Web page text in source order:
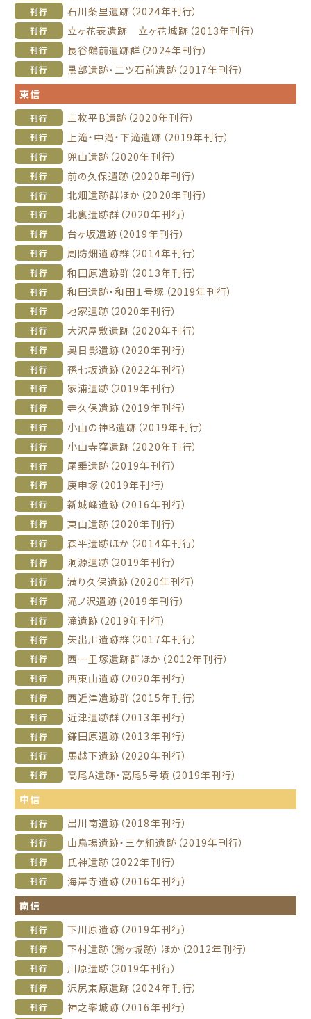
刊行 石川条里遺跡（2024年刊行）
刊行 立ヶ花表遺跡 立ヶ花城跡（2013年刊行）
刊行 長谷鶴前遺跡群（2024年刊行）
刊行
黒部遺跡・二ツ石前遺跡（2017年刊行）
東信
刊行 三枚平B遺跡（2020年刊行）
刊行 上滝・中滝・下滝遺跡（2019年刊行）
刊行 兜山遺跡（2020年刊行）
刊行 前の久保遺跡（2020年刊行）
刊行 北畑遺跡群ほか（2020年刊行）
刊行 北裏遺跡群（2020年刊行）
刊行 台ヶ坂遺跡（2019年刊行）
刊行 周防畑遺跡群（2014年刊行）
刊行 和田原遺跡群（2013年刊行）
刊行 和田遺跡・和田１号塚（2019年刊行）
刊行 地家遺跡（2020年刊行）
刊行 大沢屋敷遺跡（2020年刊行）
刊行 奥日影遺跡（2020年刊行）
刊行 孫七坂遺跡（2022年刊行）
刊行 家浦遺跡（2019年刊行）
刊行 寺久保遺跡（2019年刊行）
刊行 小山の神B遺跡（2019年刊行）
刊行 小山寺窪遺跡（2020年刊行）
刊行 尾垂遺跡（2019年刊行）
刊行 庚申塚（2019年刊行）
刊行 新城峰遺跡（2016年刊行）
刊行 東山遺跡（2020年刊行）
刊行 森平遺跡ほか（2014年刊行）
刊行 洞源遺跡（2019年刊行）
刊行 満り久保遺跡（2020年刊行）
刊行 滝ノ沢遺跡（2019年刊行）
刊行 滝遺跡（2019年刊行）
刊行 矢出川遺跡群（2017年刊行）
刊行 西一里塚遺跡群ほか（2012年刊行）
刊行 西東山遺跡（2020年刊行）
刊行 西近津遺跡群（2015年刊行）
刊行 近津遺跡群（2013年刊行）
刊行 鎌田原遺跡（2013年刊行）
刊行 馬越下遺跡（2020年刊行）
刊行
高尾A遺跡・高尾5号墳（2019年刊行）
中信
刊行 出川南遺跡（2018年刊行）
刊行 山鳥場遺跡・三ケ組遺跡（2019年刊行）
刊行 氏神遺跡（2022年刊行）
刊行
海岸寺遺跡（2016年刊行）
南信
刊行 下川原遺跡（2019年刊行）
刊行 下村遺跡（鶯ヶ城跡）ほか（2012年刊行）
刊行 川原遺跡（2019年刊行）
刊行 沢尻東原遺跡（2024年刊行）
刊行 神之峯城跡（2016年刊行）